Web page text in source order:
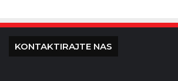
KONTAKTIRAJTE NAS